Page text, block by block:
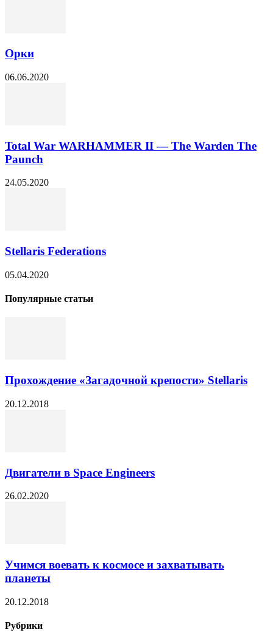
Орки
06.06.2020
Total War WARHAMMER II — The Warden The
Paunch
24.05.2020
Stellaris Federations
05.04.2020
Популярные статьи
Прохождение «Загадочной крепости» Stellaris
20.12.2018
Двигатели в Space Engineers
26.02.2020
Учимся воевать к космосе и захватывать
планеты
20.12.2018
Рубрики